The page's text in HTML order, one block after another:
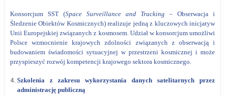
Konsorcjum SST (Space Surveillance and Tracking – Obserwacja i
Śledzenie Obiektów Kosmicznych) realizuje jedną z kluczowych inicjatyw
Unii Europejskiej związanych z kosmosem. Udział w konsorcjum umożliwi
Polsce wzmocnienie krajowych zdolności związanych z obserwacją i
budowaniem świadomości sytuacyjnej w przestrzeni kosmicznej i może
przyspieszyć rozwój kompetencji krajowego sektora kosmicznego.
Szkolenia z zakresu wykorzystania danych satelitarnych przez
administrację publiczną